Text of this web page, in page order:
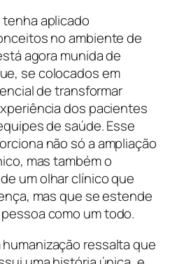
tenha aplicado
no ambiente de
agora munida de
se colocados em
de transformar
dos pacientes
de saúde. Esse
não só a ampliação
mas também o
um olhar clínico que
mas que se estende
como um todo.
ressalta que